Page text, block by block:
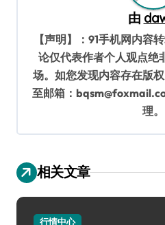
由
【声明】：91手机网内容
论仅代表作者个人观点绝
场。如您发现内容存在版
至邮箱：
理。
相关文章
行情中心